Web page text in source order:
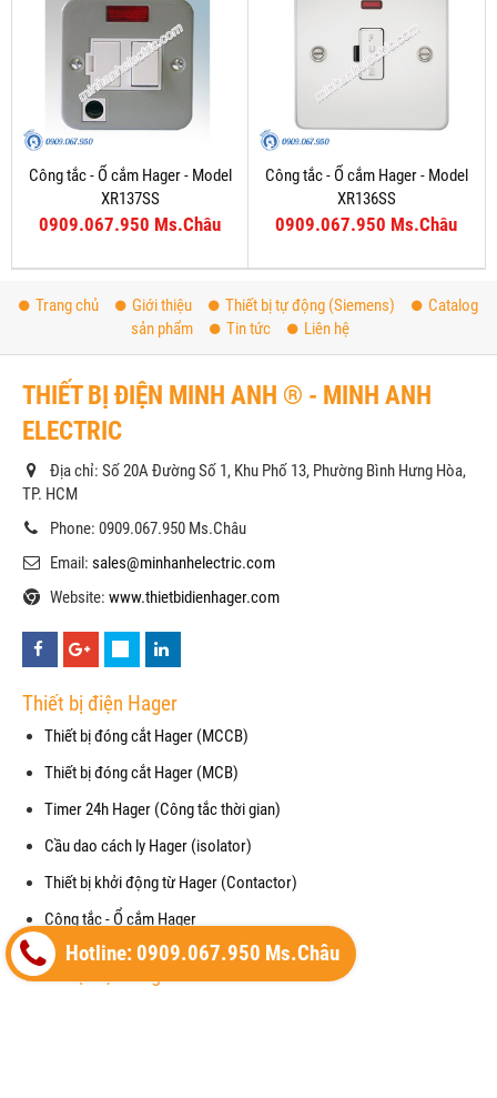
Công tắc - Ổ cắm Hager - Model
XR137SS
0909.067.950 Ms.Châu
Công tắc - Ổ cắm Hager - Model
XR136SS
0909.067.950 Ms.Châu
Trang chủ Giới thiệu Thiết bị tự động (Siemens)
Catalog
sản phẩm
Tin tức Liên hệ
THIẾT BỊ ĐIỆN MINH ANH ® - MINH ANH
ELECTRIC
Địa chỉ: Số 20A Đường Số 1, Khu Phố 13, Phường Bình Hưng Hòa,
TP. HCM
Phone: 0909.067.950 Ms.Châu
Email: sales@minhanhelectric.com
Website: www.thietbidienhager.com
Thiết bị điện Hager
Thiết bị đóng cắt Hager (MCCB)
Thiết bị đóng cắt Hager (MCB)
Timer 24h Hager (Công tắc thời gian)
Cầu dao cách ly Hager (isolator)
Thiết bị khởi động từ Hager (Contactor)
Công tắc - Ổ cắm Hager
Thiết bị điện Hager
Hotline: 0909.067.950 Ms.Châu